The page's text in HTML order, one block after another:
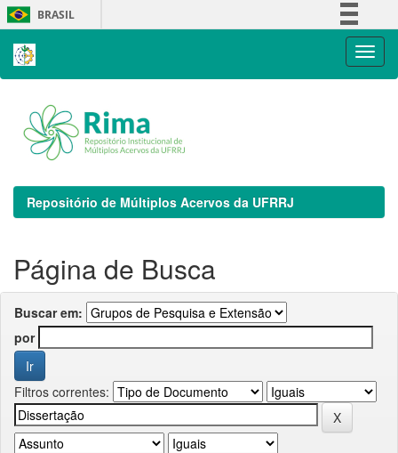
Skip
navigation
BRASIL
Repositório de Múltiplos Acervos da UFRRJ
Página de Busca
Buscar em:
por
Filtros correntes: